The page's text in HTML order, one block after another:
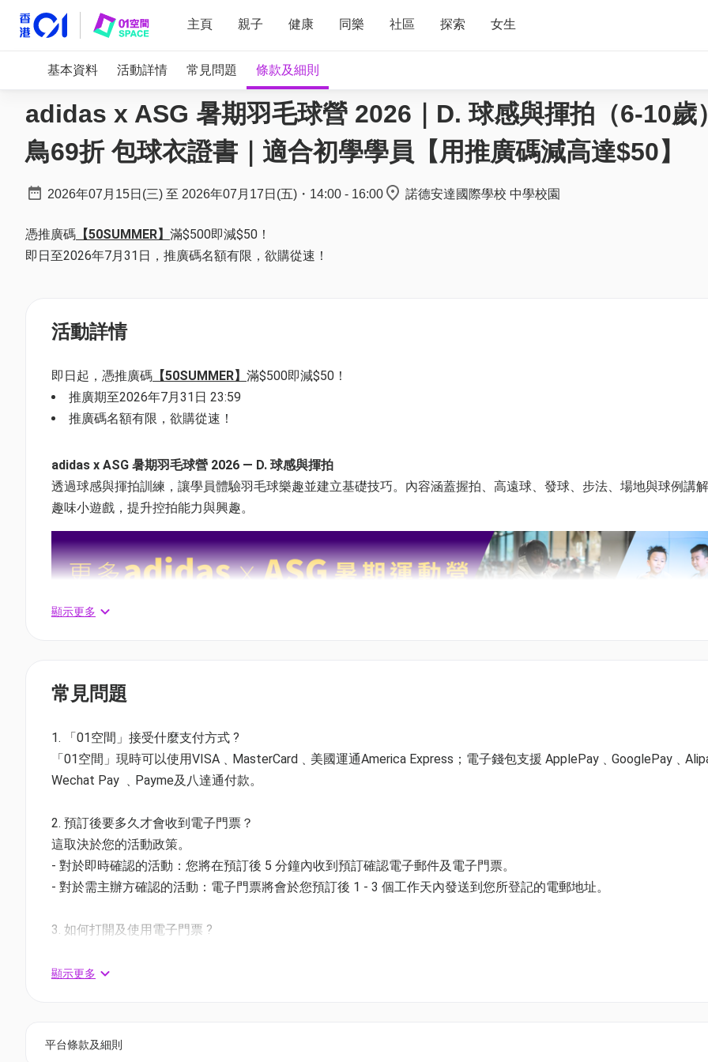
主頁 親子 健康 同樂 社區 探索 女生
基本資料 活動詳情 常見問題 條款及細則
adidas x ASG 暑期羽毛球營 2026｜D. 球感與揮拍（6-10歲
鳥69折 包球衣證書｜適合初學學員【用推廣碼減高達$50】
2026年07月15日(三) 至 2026年07月17日(五) ・ 14:00 - 16:00 諾德安達國際學校 中學校園
憑推廣碼 【50SUMMER】 滿$500即減$50！
即日至2026年7月31日，推廣碼名額有限，欲購從速！
活動詳情
即日起，憑推廣碼 【50SUMMER】 滿$500即減$50！
推廣期至2026年7月31日 23:59
推廣碼名額有限，欲購從速！
adidas x ASG 暑期羽毛球營 2026 — D. 球感與揮拍
透過球感與揮拍訓練，讓學員體驗羽毛球樂趣並建立基礎技巧。內容涵蓋握拍、高遠球、發球、步法、場地與球例講
趣味小遊戲，提升控拍能力與興趣。
適合任何初學學員
透過球感與揮拍訓練，讓學員體驗羽毛球樂趣並建立基礎技巧。
教練 - Woo Wing Tung
早鳥69折 至7月1日 - $912 | 原價$1,320
原價95折 至7月8日 - $1254 | 原價$1,320
報名可免費獲得﹕
2. adidas x ASG 排球營證書
更多adidas x ASG 暑期羽毛球營
▶️後場步法與擊球｜9-15歲
顯示更多
常見問題
1. 「01空間」接受什麼支付方式 ?
「01空間」現時可以使用VISA﹑MasterCard﹑美國運通America Express；電子錢包支援
Wechat Pay ﹑Payme及八達通付款。
2. 預訂後要多久才會收到電子門票？
這取決於您的活動政策。
- 對於即時確認的活動：您將在預訂後 5 分鐘內收到預訂確認電子郵件及電子門票。
- 對於需主辦方確認的活動：電子門票將會於您預訂後 1 - 3 個工作天內發送到您所登記的電郵地址。
3. 如何打開及使用電子門票 ?
相關活動電子門票；
4. 我預訂了活動，但還沒收到確認電郵，該怎樣辦？
顯示更多
平台條款及細則